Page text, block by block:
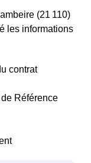
(21 110)
les informations
contrat
Référence